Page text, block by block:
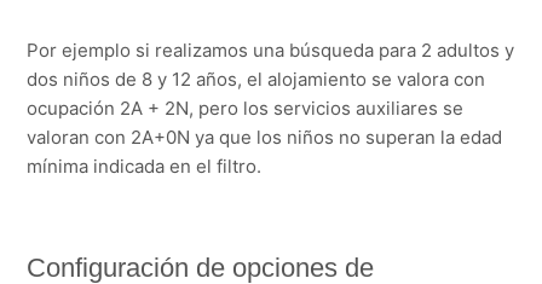
Por ejemplo si realizamos una búsqueda para 2 adultos y
dos niños de 8 y 12 años, el alojamiento se valora con
ocupación 2A + 2N, pero los servicios auxiliares se
valoran con 2A+0N ya que los niños no superan la edad
mínima indicada en el filtro.
Configuración de opciones de